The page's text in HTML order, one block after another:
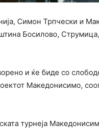
Симон Трпчески и
Босилово,
и ќе биде со
Македонисимо,
турнеја